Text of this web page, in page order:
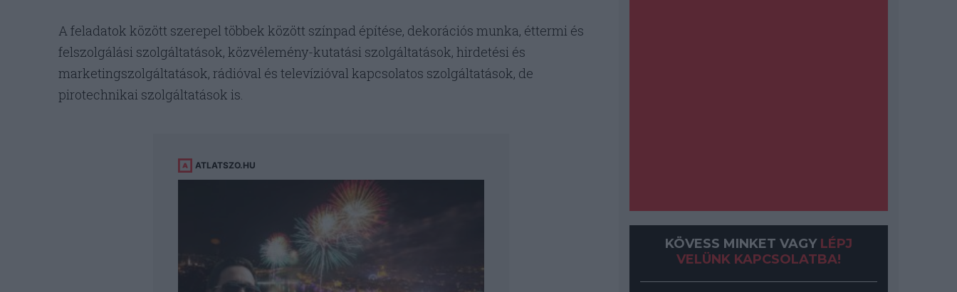
A feladatok között szerepel többek között színpad építése, dekorációs munka, éttermi és
felszolgálási szolgáltatások, közvélemény-kutatási szolgáltatások, hirdetési és
marketingszolgáltatások, rádióval és televízióval kapcsolatos szolgáltatások, de
pirotechnikai szolgáltatások is.
KÖVESS MINKET VAGY LÉPJ
VELÜNK KAPCSOLATBA!